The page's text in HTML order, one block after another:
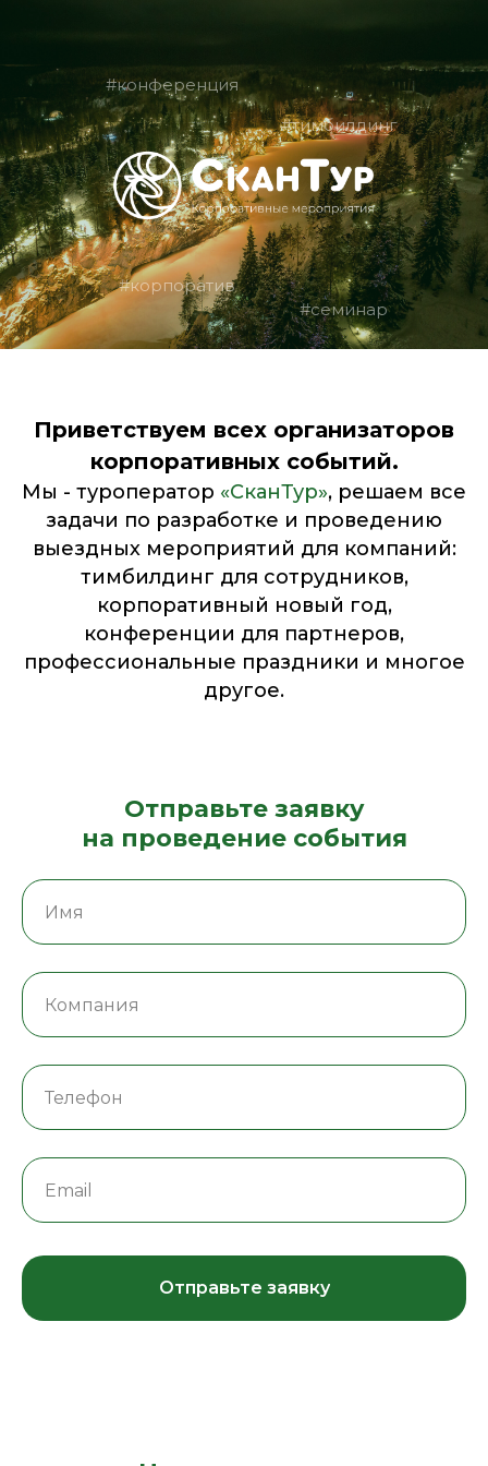
#конференция
#тимбилдинг
#корпоратив
#семинар
Приветствуем всех организаторов
корпоративных событий.
Мы - туроператор «СканТур», решаем все
задачи по разработке и проведению
выездных мероприятий для компаний:
тимбилдинг для сотрудников,
корпоративный новый год,
конференции для партнеров,
профессиональные праздники и многое
другое.
Отправьте заявку
на проведение события
Отправьте заявку